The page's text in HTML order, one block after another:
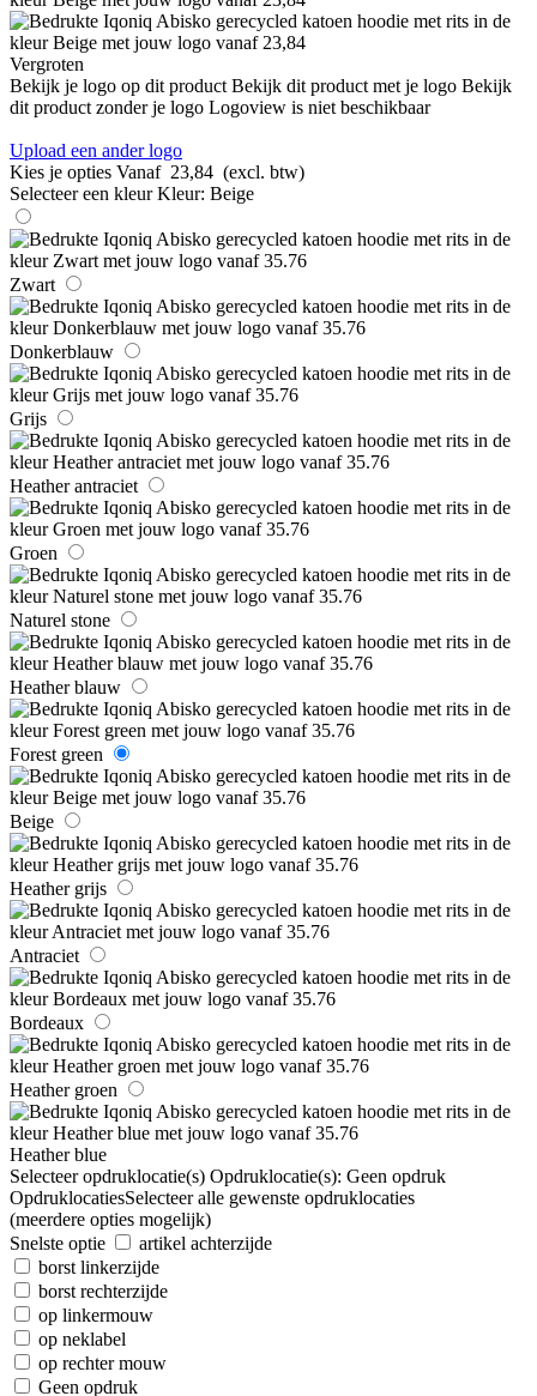
Vergroten
Bekijk je logo op dit product Bekijk dit product met je logo Bekijk
dit product zonder je logo Logoview is niet beschikbaar
Upload een ander logo
Kies je opties Vanaf 23,84 (excl. btw)
Selecteer een kleur Kleur: Beige
Zwart
Donkerblauw
Grijs
Heather antraciet
Groen
Naturel stone
Heather blauw
Forest green
Beige
Heather grijs
Antraciet
Bordeaux
Heather groen
Heather blue
Selecteer opdruklocatie(s) Opdruklocatie(s): Geen opdruk
OpdruklocatiesSelecteer alle gewenste opdruklocaties
(meerdere opties mogelijk)
Snelste optie
artikel achterzijde
borst linkerzijde
borst rechterzijde
op linkermouw
op neklabel
op rechter mouw
Geen opdruk